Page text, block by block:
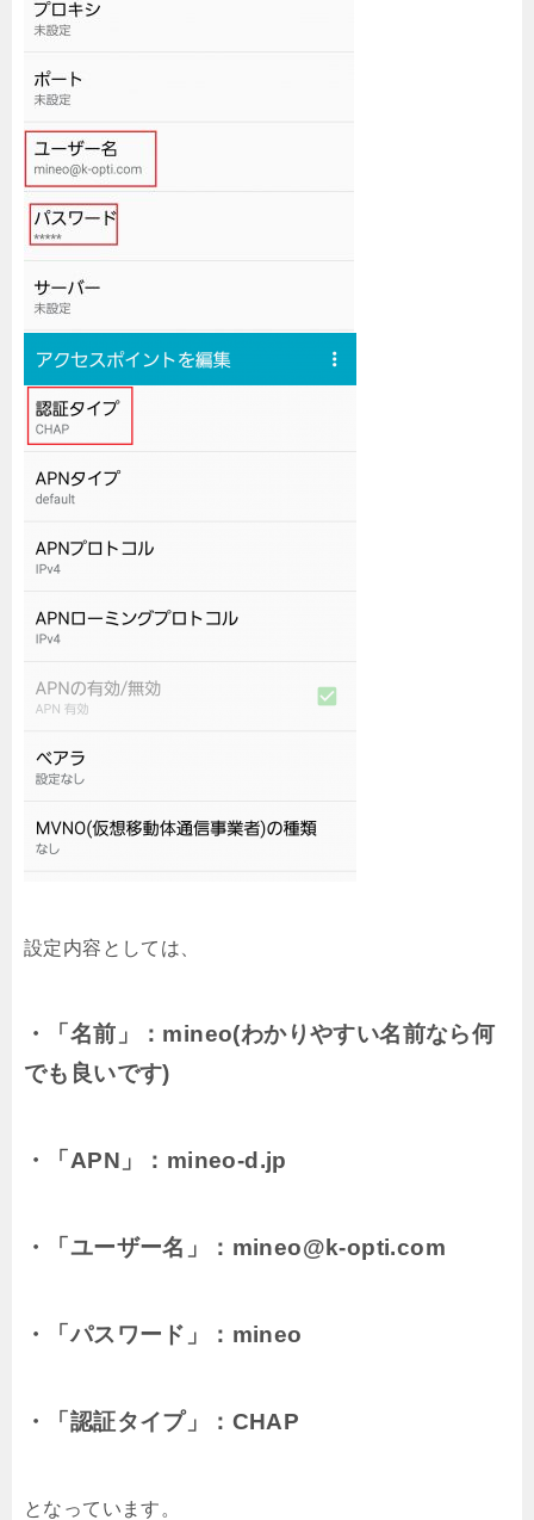
設定内容としては、
・「名前」：mineo(わかりやすい名前なら何
でも良いです)
・「APN」：mineo-d.jp
・「ユーザー名」：mineo@k-opti.com
・「パスワード」：mineo
・「認証タイプ」：CHAP
となっています。